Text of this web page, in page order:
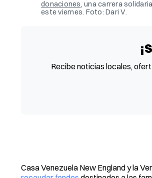
donaciones, una carrera
este viernes. Foto: Dari V.
Recibe noticias locales,
Casa Venezuela New England y la